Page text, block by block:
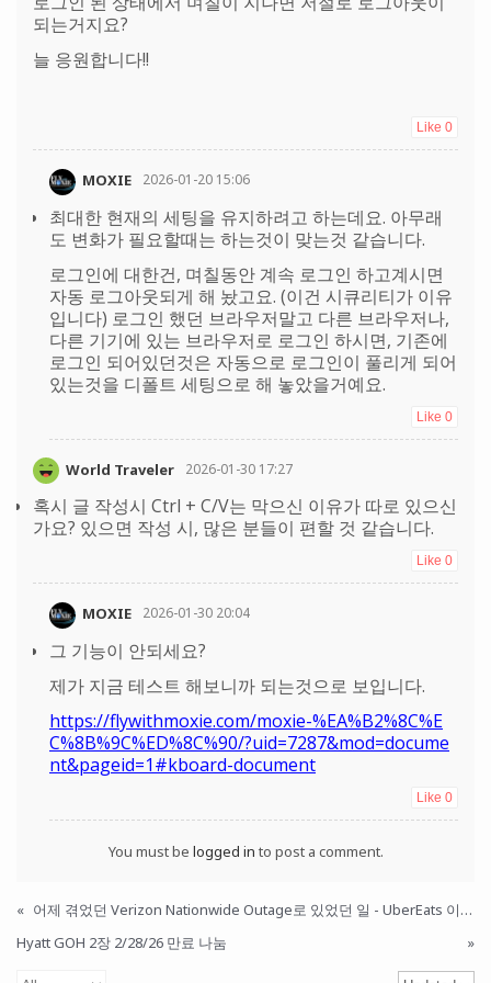
되는거지요?
늘 응원합니다!!
Like 0
MOXIE 2026-01-20 15:06
최대한 현재의 세팅을 유지하려고 하는데요. 아무래
도 변화가 필요할때는 하는것이 맞는것 같습니다.
로그인에 대한건, 며칠동안 계속 로그인 하고계시면
자동 로그아웃되게 해 놨고요. (이건 시큐리티가 이유
입니다) 로그인 했던 브라우저말고 다른 브라우저나,
다른 기기에 있는 브라우저로 로그인 하시면, 기존에
로그인 되어있던것은 자동으로 로그인이 풀리게 되어
있는것을 디폴트 세팅으로 해 놓았을거예요.
Like 0
World Traveler 2026-01-30 17:27
혹시 글 작성시 Ctrl + C/V는 막으신 이유가 따로 있으신
가요? 있으면 작성 시, 많은 분들이 편할 것 같습니다.
Like 0
MOXIE 2026-01-30 20:04
그 기능이 안되세요?
제가 지금 테스트 해보니까 되는것으로 보입니다.
https://flywithmoxie.com/moxie-%EA%B2%8C%E
C%8B%9C%ED%8C%90/?uid=7287&mod=docume
nt&pageid=1#kboard-document
Like 0
You must be logged in to post a comment.
«
어제 겪었던 Verizon Nationwide Outage로 있었던 일 - UberEats 이야기
Hyatt GOH 2장 2/28/26 만료 나눔
»